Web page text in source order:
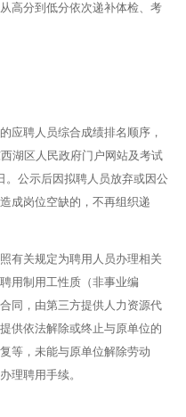
高分到低分依次递补体检、考
应聘人员综合成绩排名顺序，
湖区人民政府门户网站及考试
。公示后因拟聘人员放弃或因公
成岗位空缺的，不再组织递
有关规定为聘用人员办理相关
用制用工性质（非事业编
同，由第三方提供人力资源代
供依法解除或终止与原单位的
等，未能与原单位解除劳动
理聘用手续。